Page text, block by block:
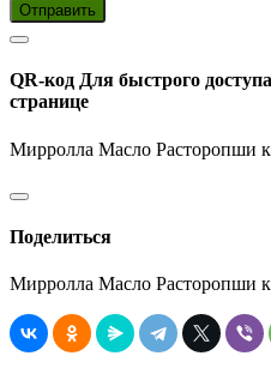
Отправить
QR-код Для быстрого
странице
Мирролла Масло Расторопши
Поделиться
Мирролла Масло Расторопши